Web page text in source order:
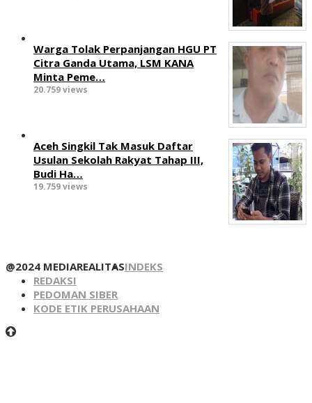
Warga Tolak Perpanjangan HGU PT
Citra Ganda Utama, LSM KANA
Minta Peme…
20.759 views
Aceh Singkil Tak Masuk Daftar
Usulan Sekolah Rakyat Tahap III,
Budi Ha…
19.759 views
@2024 MEDIAREALITASINDEKS
REDAKSI
PEDOMAN SIBER
KODE ETIK PERUSAHAAN